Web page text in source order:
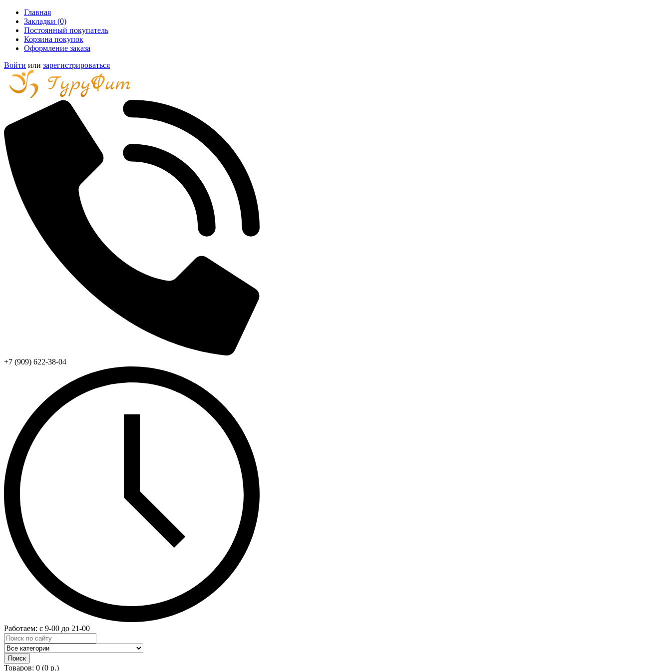
Главная
Закладки (0)
Постоянный покупатель
Корзина покупок
Оформление заказа
Войти или зарегистрироваться
+7 (909) 622-38-04
Работаем: с 9-00 до 21-00
Товаров: 0 (0 р.)